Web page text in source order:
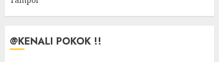
@KENALI POKOK !!